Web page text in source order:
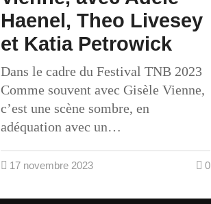
Haenel, Theo Livesey
et Katia Petrowick
Dans le cadre du Festival TNB 2023
Comme souvent avec Gisèle Vienne,
c’est une scène sombre, en
adéquation avec un…
17 novembre 2023 0